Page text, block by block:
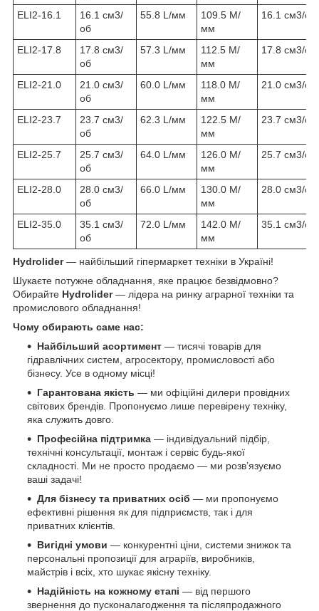
ELI2-16.1
16.1 см3/
об
55.8 L/мм
109.5 М/
мм
16.1 см3/об
ELI2-17.8
17.8 см3/
об
57.3 L/мм
112.5 М/
мм
17.8 см3/об
ELI2-21.0
21.0 см3/
об
60.0 L/мм
118.0 М/
мм
21.0 см3/об
ELI2-23.7
23.7 см3/
об
62.3 L/мм
122.5 М/
мм
23.7 см3/об
ELI2-25.7
25.7 см3/
об
64.0 L/мм
126.0 М/
мм
25.7 см3/об
ELI2-28.0
28.0 см3/
об
66.0 L/мм
130.0 М/
мм
28.0 см3/об
ELI2-35.0
35.1 см3/
об
72.0 L/мм
142.0 М/
мм
35.1 см3/об
Hydrolider— найбільший гіпермаркет техніки в Україні!
Шукаєте потужне обладнання, яке працює безвідмовно?
Обирайте Hydrolider— лідера на ринку аграрної техніки та
промислового обладнання!
Чому обирають саме нас:
Найбільший асортимент — тисячі товарів для
гідравлічних систем, агросектору, промисловості або
бізнесу. Усе в одному місці!
Гарантована якість — ми офіційні дилери провідних
світових брендів. Пропонуємо лише перевірену техніку,
яка служить довго.
Професійна підтримка — індивідуальний підбір,
технічні консультації, монтаж і сервіс будь-якої
складності. Ми не просто продаємо — ми розв’язуємо
ваші задачі!
Для бізнесу та приватних осіб — ми пропонуємо
ефективні рішення як для підприємств, так і для
приватних клієнтів.
Вигідні умови — конкурентні ціни, системи знижок та
персональні пропозиції для аграріїв, виробників,
майстрів і всіх, хто шукає якісну техніку.
Надійність на кожному етапі — від першого
звернення до пусконалагодження та післяпродажного